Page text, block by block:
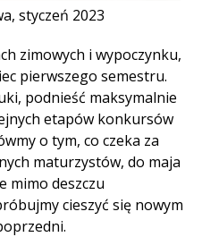
styczeń 2023
zimowych i wypoczynku,
pierwszego semestru.
podnieść maksymalnie
etapów konkursów
o tym, co czeka za
maturzystów, do maja
mimo deszczu
cieszyć się nowym